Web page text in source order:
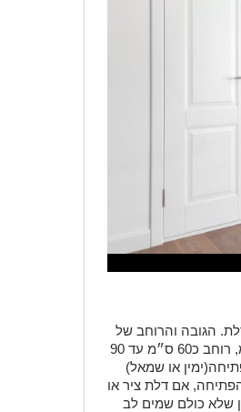
הגובה והרוחב של
פתח הדלתות בבית יכול להיות סטנדרטי (גובה 2 מ׳ ו6 ס״מ, רוחב כ60 ס״מ עד 90
או שמאל)
אם דלת ציר או
שלא כולם שמים לב